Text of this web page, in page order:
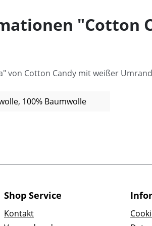
"Cotton
von Cotton Candy mit weißer
100% Baumwolle
Shop Service
Kontakt